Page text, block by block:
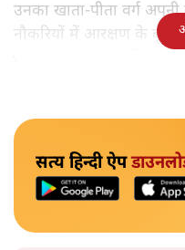
उनका खाता-पीता वर्ग अपनी
नौकरियों में आरक्षण के बूते
जो आत्म-सम्मान चाहिए था,
सत्य हिन्दी ऐप